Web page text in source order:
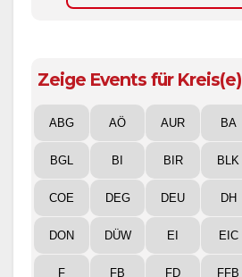
Zeige Events für Kreis(e)
ABG AÖ AUR BA
BGL BI BIR BLK
COE DEG DEU DH
DON DÜW EI EIC
F FB FD FFB